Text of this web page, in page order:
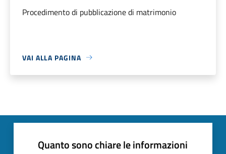
Procedimento di pubblicazione di matrimonio
VAI ALLA PAGINA
Quanto sono chiare le informazioni